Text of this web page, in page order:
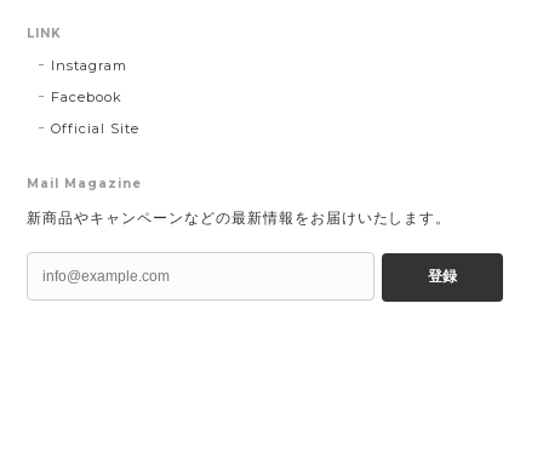
LINK
Instagram
Facebook
Official Site
Mail Magazine
新商品やキャンペーンなどの最新情報をお届けいたします。
登録